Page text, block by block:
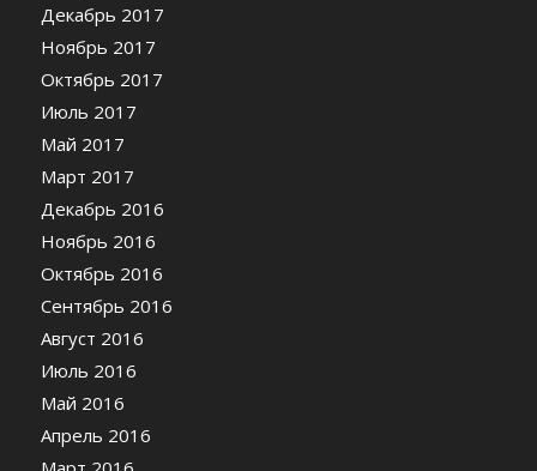
Декабрь 2017
Ноябрь 2017
Октябрь 2017
Июль 2017
Май 2017
Март 2017
Декабрь 2016
Ноябрь 2016
Октябрь 2016
Сентябрь 2016
Август 2016
Июль 2016
Май 2016
Апрель 2016